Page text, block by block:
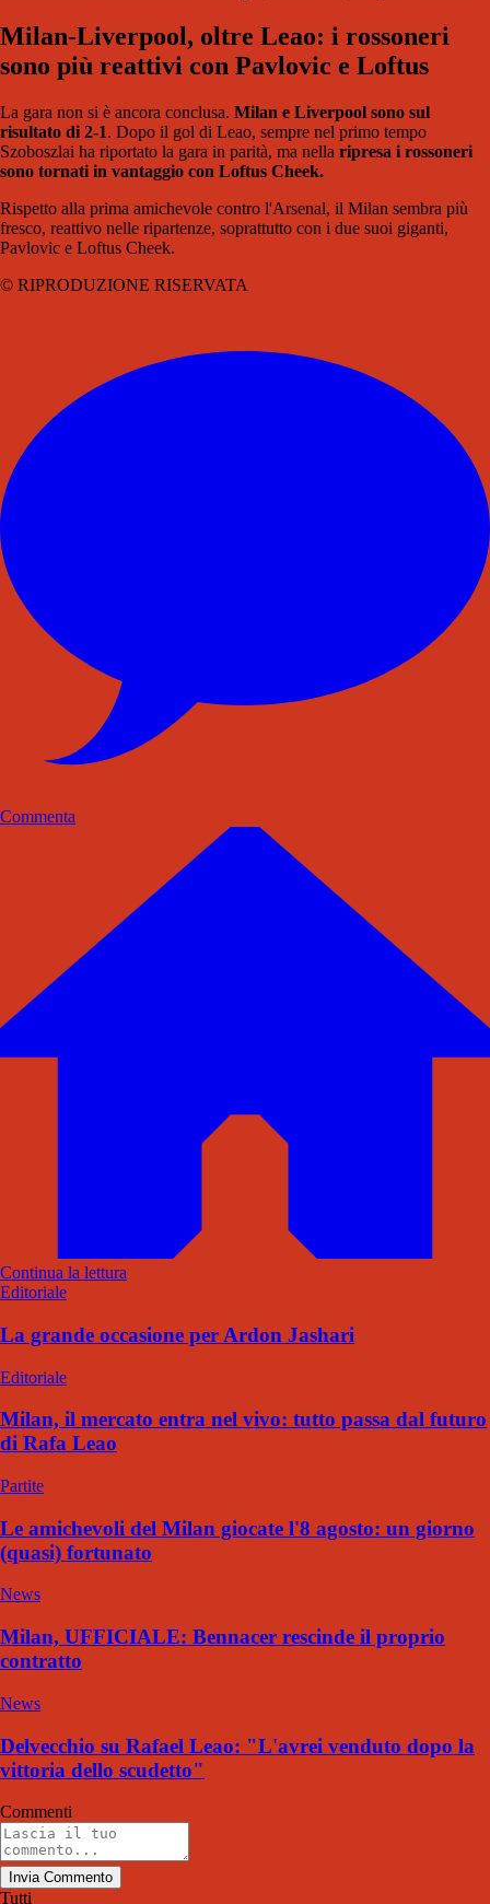
Milan-Liverpool, oltre Leao: i rossoneri
sono più reattivi con Pavlovic e Loftus
La gara non si è ancora conclusa. Milan e Liverpool sono sul
risultato di 2-1. Dopo il gol di Leao, sempre nel primo tempo
Szoboszlai ha riportato la gara in parità, ma nella ripresa i rossoneri
sono tornati in vantaggio con Loftus Cheek.
Rispetto alla prima amichevole contro l'Arsenal, il Milan sembra più
fresco, reattivo nelle ripartenze, soprattutto con i due suoi giganti,
Pavlovic e Loftus Cheek.
© RIPRODUZIONE RISERVATA
Commenta
Continua la lettura
Editoriale
La grande occasione per Ardon Jashari
Editoriale
Milan, il mercato entra nel vivo: tutto passa dal futuro
di Rafa Leao
Partite
Le amichevoli del Milan giocate l'8 agosto: un giorno
(quasi) fortunato
News
Milan, UFFICIALE: Bennacer rescinde il proprio
contratto
News
Delvecchio su Rafael Leao: "L'avrei venduto dopo la
vittoria dello scudetto"
Commenti
Invia Commento
Tutti